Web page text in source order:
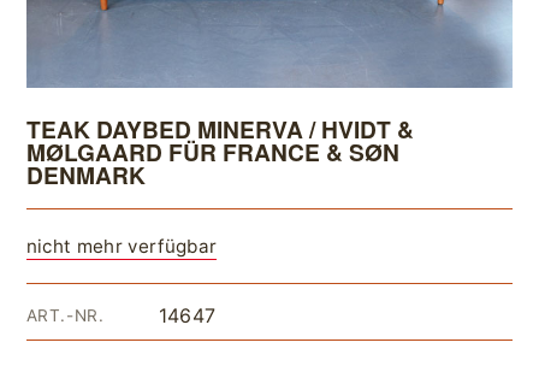
TEAK DAYBED MINERVA / HVIDT &
MØLGAARD FÜR FRANCE & SØN
DENMARK
nicht mehr verfügbar
ART.-NR. 14647